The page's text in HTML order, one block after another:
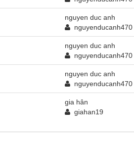
nguyen duc anh
nguyenducanh470
nguyen duc anh
nguyenducanh470
nguyen duc anh
nguyenducanh470
gia hân
giahan19